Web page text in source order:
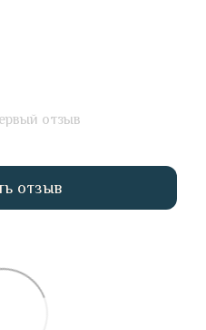
отзыв
отзыв